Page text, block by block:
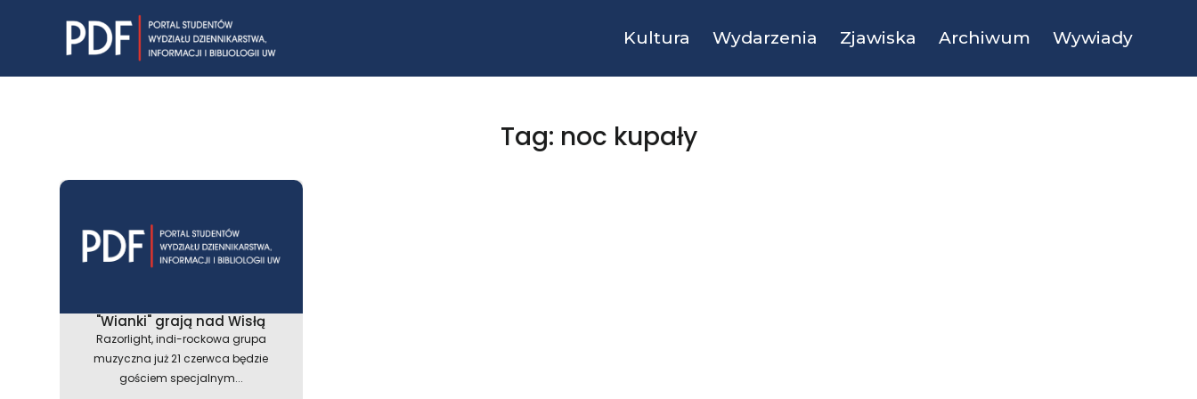
Kultura Wydarzenia Zjawiska Archiwum Wywiady
Tag: noc kupały
"Wianki" grają nad Wisłą
Razorlight, indi-rockowa grupa
muzyczna już 21 czerwca będzie
gościem specjalnym...